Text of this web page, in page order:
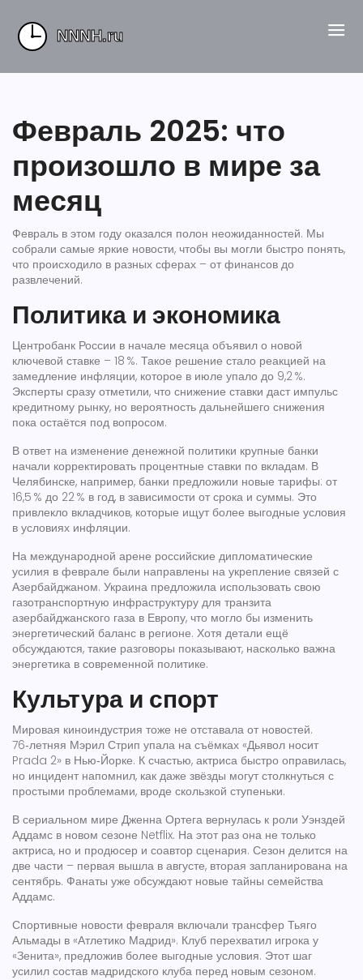
Февраль 2025: что
произошло в мире за
месяц
Февраль в этом году оказался полон неожиданностей. Мы
собрали самые яркие новости, чтобы вы могли быстро понять,
что происходило в разных сферах – от финансов до
развлечений.
Политика и экономика
Центробанк России в начале месяца объявил о новой
ключевой ставке – 18 %. Такое решение стало реакцией на
замедление инфляции, которое в июле упало до 9,2 %.
Эксперты сразу отметили, что снижение ставки даст импульс
кредитному рынку, но вероятность дальнейшего снижения
пока остаётся под вопросом.
В ответ на изменение денежной политики крупные банки
начали корректировать процентные ставки по вкладам. В
Челябинске, например, банки предложили новые тарифы: от
16,5 % до 22 % в год, в зависимости от срока и суммы. Это
привлекло вкладчиков, которые ищут более выгодные условия
в условиях инфляции.
На международной арене российские дипломатические
усилия в феврале были направлены на укрепление связей с
Азербайджаном. Украина предложила использовать свою
газотранспортную инфраструктуру для транзита
азербайджанского газа в Европу, что могло бы изменить
энергетический баланс в регионе. Хотя детали ещё
обсуждаются, такие разговоры показывают, насколько важна
энергетика в современной политике.
Культура и спорт
Мировая киноиндустрия тоже не отставала от новостей.
76‑летняя Мэрил Стрип упала на съёмках «Дьявол носит
Prada 2» в Нью‑Йорке. К счастью, актриса быстро оправилась,
но инцидент напомнил, как даже звёзды могут столкнуться с
простыми проблемами, вроде скользкой ступеньки.
В сериальном мире Дженна Ортега вернулась к роли Уэнздей
Аддамс в новом сезоне Netflix. На этот раз она не только
актриса, но и продюсер и соавтор сценария. Сезон делится на
две части – первая вышла в августе, вторая запланирована на
сентябрь. Фанаты уже обсуждают новые тайны семейства
Аддамс.
Спортивные новости февраля включали трансфер Тьяго
Альмады в «Атлетико Мадрид». Клуб перехватил игрока у
«Зенита», предложив более выгодные условия. Этот шаг
усилил состав мадридского клуба перед новым сезоном.